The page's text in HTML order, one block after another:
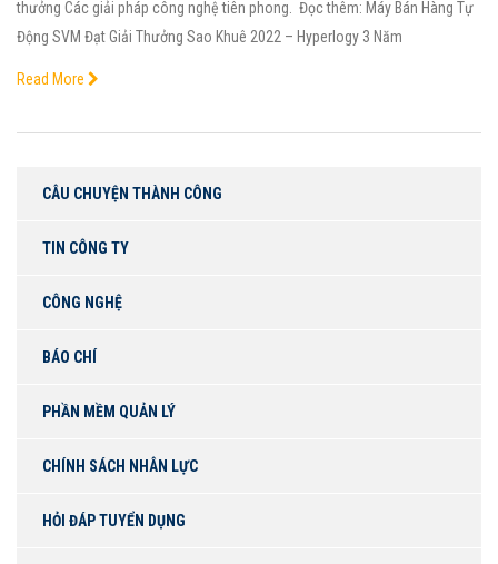
thưởng Các giải pháp công nghệ tiên phong. Đọc thêm: Máy Bán Hàng Tự
Động SVM Đạt Giải Thưởng Sao Khuê 2022 – Hyperlogy 3 Năm
Read More
CÂU CHUYỆN THÀNH CÔNG
TIN CÔNG TY
CÔNG NGHỆ
BÁO CHÍ
PHẦN MỀM QUẢN LÝ
CHÍNH SÁCH NHÂN LỰC
HỎI ĐÁP TUYỂN DỤNG